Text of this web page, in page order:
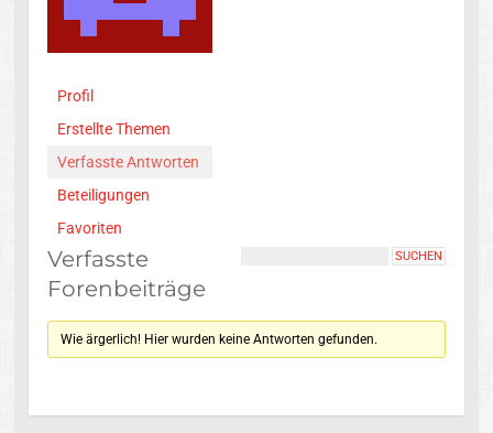
Profil
Erstellte Themen
Verfasste Antworten
Beteiligungen
Favoriten
Verfasste
Forenbeiträge
Wie ärgerlich! Hier wurden keine Antworten gefunden.